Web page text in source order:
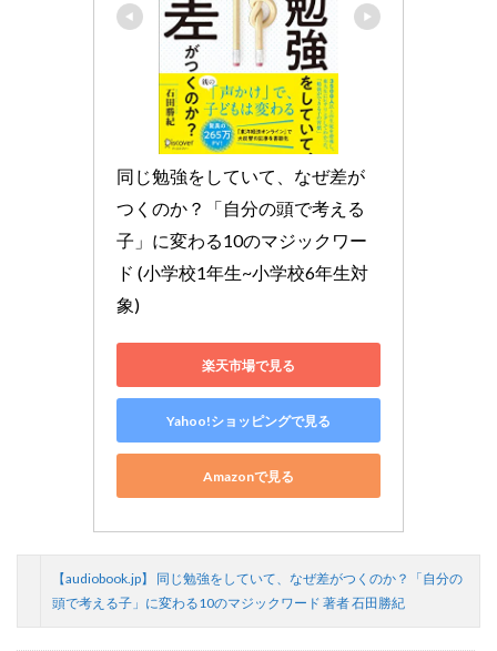
同じ勉強をしていて、なぜ差が
つくのか？「自分の頭で考える
子」に変わる10のマジックワー
ド (小学校1年生~小学校6年生対
象)
楽天市場で見る
Yahoo!ショッピングで見る
Amazonで見る
【audiobook.jp】 同じ勉強をしていて、なぜ差がつくのか？「自分の
頭で考える子」に変わる10のマジックワード 著者 石田勝紀